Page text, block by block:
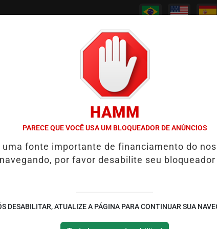
CANAL RPJ CONTATO
REABRE REPORTAGEM APÓS TRÊS ANOS 7 SINAIS DE
o menor
a metade da espessura de um
da Universidade de Portland
HAMM
PARECE QUE VOCÊ USA UM BLOQUEADOR DE ANÚNCIOS
fonte importante de financiamento do
por favor desabilite seu
DESABILITAR, ATUALIZE A PÁGINA PARA CONTINUAR SUA